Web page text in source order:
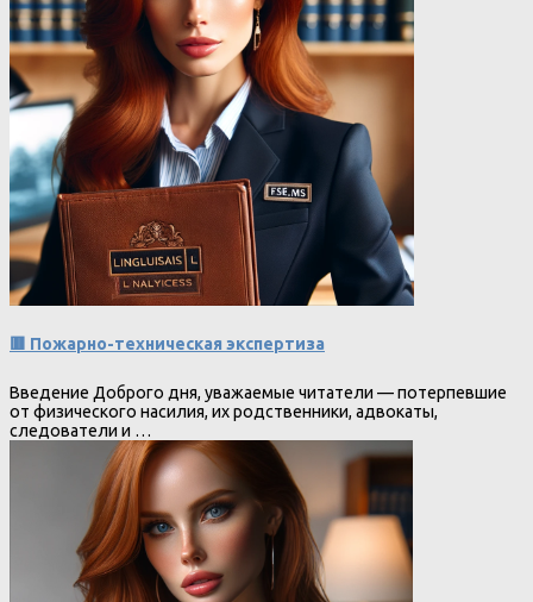
🟥 Пожарно-техническая экспертиза
Введение Доброго дня, уважаемые читатели — потерпевшие
от физического насилия, их родственники, адвокаты,
следователи и …